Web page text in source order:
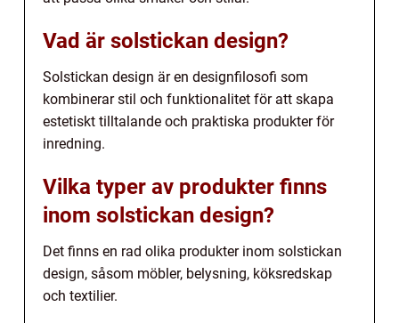
Vad är solstickan design?
Solstickan design är en designfilosofi som
kombinerar stil och funktionalitet för att skapa
estetiskt tilltalande och praktiska produkter för
inredning.
Vilka typer av produkter finns
inom solstickan design?
Det finns en rad olika produkter inom solstickan
design, såsom möbler, belysning, köksredskap
och textilier.